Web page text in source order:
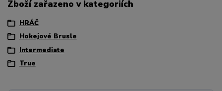
Zboží zařazeno v kategoriích
HRÁČ
Hokejové Brusle
Intermediate
True